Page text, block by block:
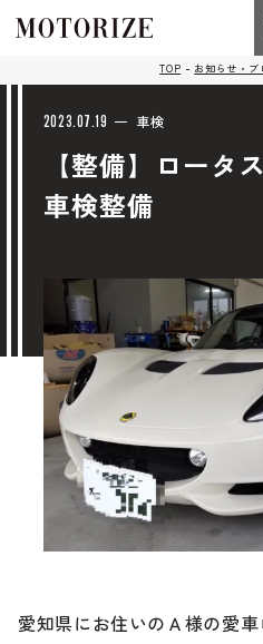
こだわり
中古車販売・在庫車情報
車検・整備・修理のご依頼
中古車探しのご依頼/その他
お問い合わせフォーム
ブランド紹介
ブログ
Phone
電話受付時間 10:00 -
タップで電話
お問い合
058-
タップで電話
Contact
24時間受付対応の
TOP お知らせ・ブ
2023.07.19 車検
【整備】ロータ
車検整備
愛知県にお住いのＡ様の愛